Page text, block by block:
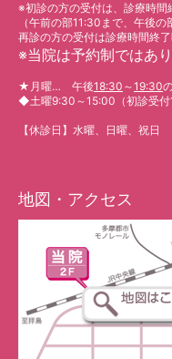
※初診の方の受付は、診療時間
（午前の部11:30まで、午後の
再診の方の受付は診療時間終
※当院は予約制ではあり
★ 月曜… 午後18:30 ～19:30
◆土曜9:30～15:00（初診受
【休診日】水曜、日曜、祝日
地図・アクセス